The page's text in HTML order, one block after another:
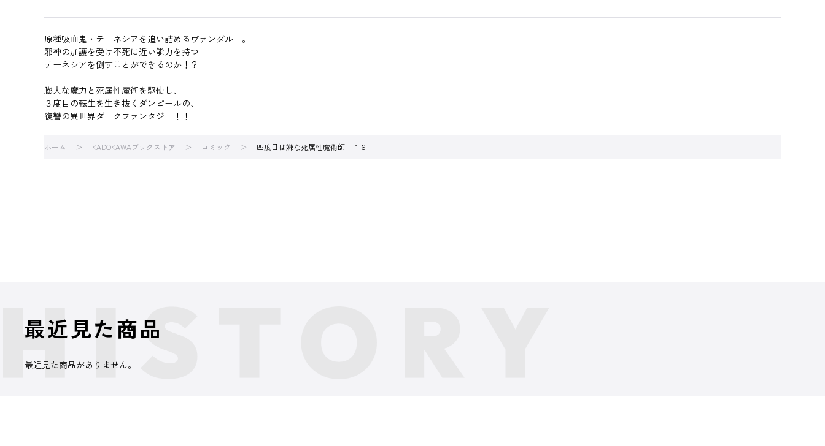
原種吸血鬼・テーネシアを追い詰めるヴァンダルー。
邪神の加護を受け不死に近い能力を持つ
テーネシアを倒すことができるのか！？
膨大な魔力と死属性魔術を駆使し、
３度目の転生を生き抜くダンピールの、
復讐の異世界ダークファンタジー！！
ホーム KADOKAWAブックストア コミック 四度目は嫌な死属性魔術師 １６
最近見た商品
最近見た商品がありません。